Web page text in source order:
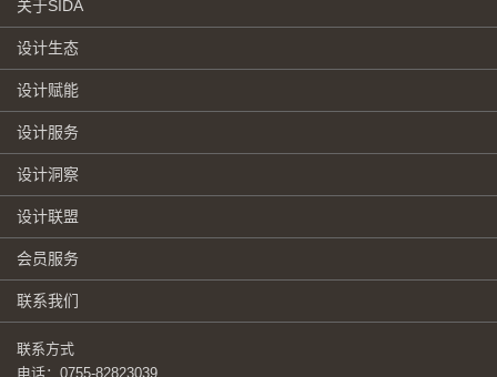
关于SIDA
设计生态
设计赋能
设计服务
设计洞察
设计联盟
会员服务
联系我们
联系方式
电话：0755-82823039